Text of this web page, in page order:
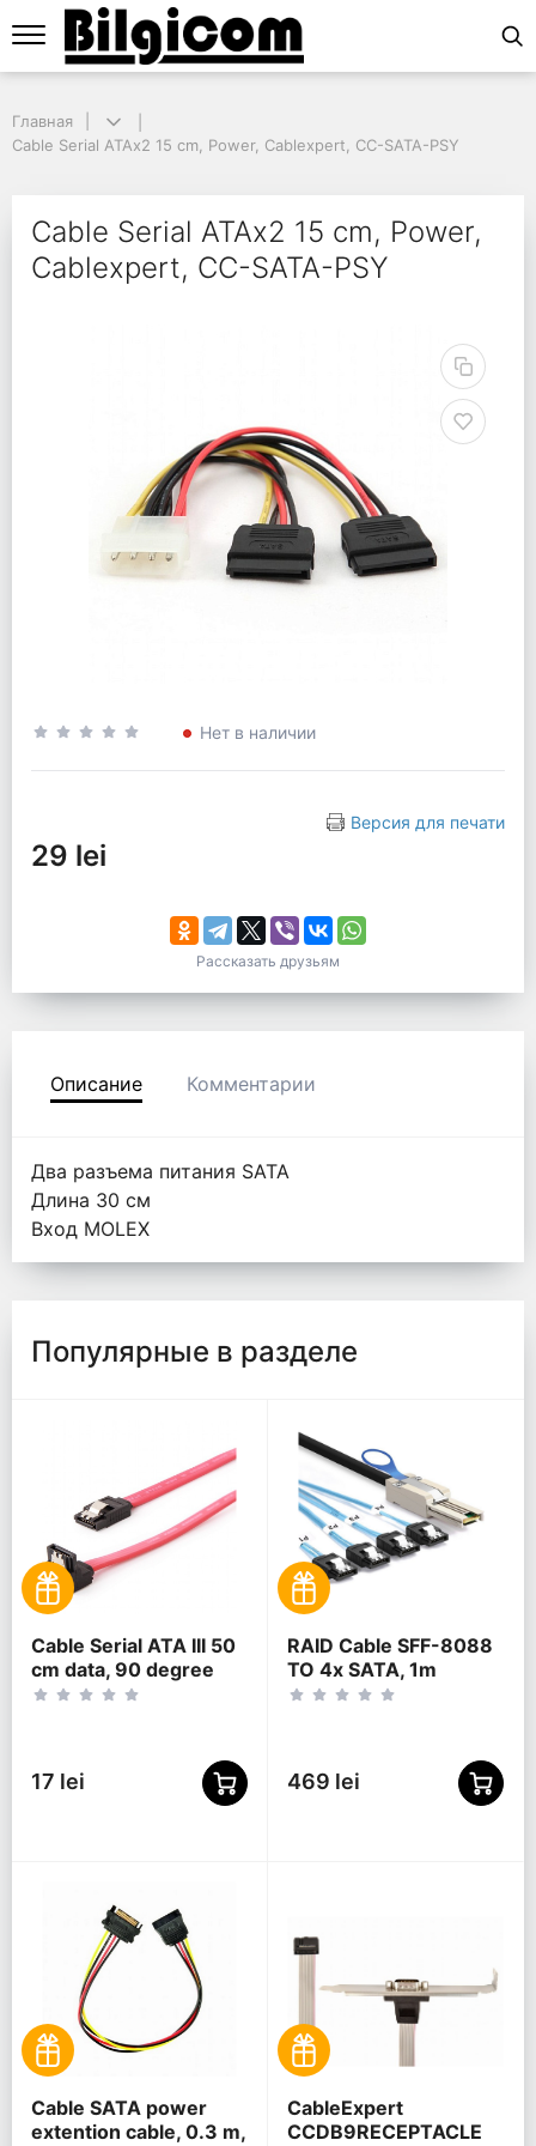
Cable Serial ATAx2 15 cm, Power, Cablexpert, CC-SATA-PSY
Cable Serial ATAx2
Главная
Cable Serial ATAx2 15 cm, Power, Cablexpert, CC-SATA-PSY
Cable Serial ATAx2 15 cm, Power,
Cablexpert, CC-SATA-PSY
Нет в наличии
Версия для печати
29 lei
Рассказать друзьям
Описание Комментарии
Два разъема питания SATA
Длина 30 см
Вход MOLEX
Популярные в разделе
Cable Serial ATA III 50
cm data, 90 degree
connector, metal clips,
17 lei
RAID Cable SFF-8088
TO 4x SATA, 1m
469 lei
Cable SATA power
extention cable, 0.3 m,
CableExpert
CCDB9RECEPTACLE